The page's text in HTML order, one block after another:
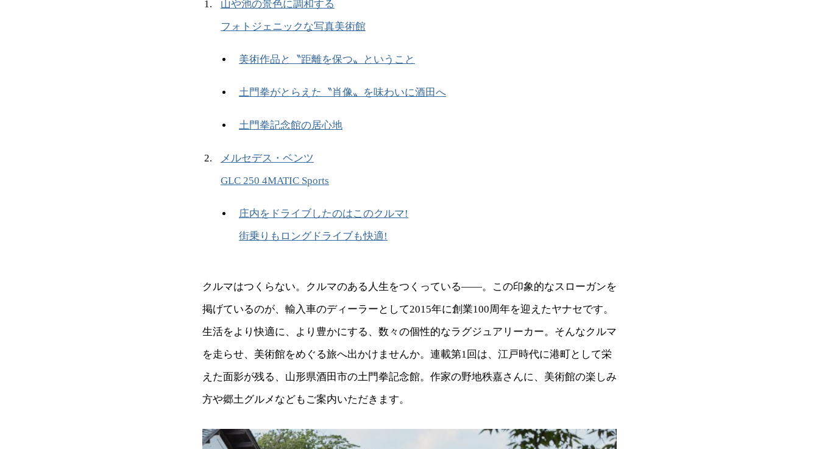
山や池の景色に調和する
フォトジェニックな写真美術館
美術作品と〝距離を保つ〟ということ
土門拳がとらえた〝肖像〟を味わいに酒田へ
土門拳記念館の居心地
メルセデス・ベンツ
GLC 250 4MATIC Sports
庄内をドライブしたのはこのクルマ!
街乗りもロングドライブも快適!
クルマはつくらない。クルマのある人生をつくっている――。この印象的なスローガンを
掲げているのが、輸入車のディーラーとして2015年に創業100周年を迎えたヤナセです。
生活をより快適に、より豊かにする、数々の個性的なラグジュアリーカー。そんなクルマ
を走らせ、美術館をめぐる旅へ出かけませんか。連載第1回は、江戸時代に港町として栄
えた面影が残る、山形県酒田市の土門拳記念館。作家の野地秩嘉さんに、美術館の楽しみ
方や郷土グルメなどもご案内いただきます。